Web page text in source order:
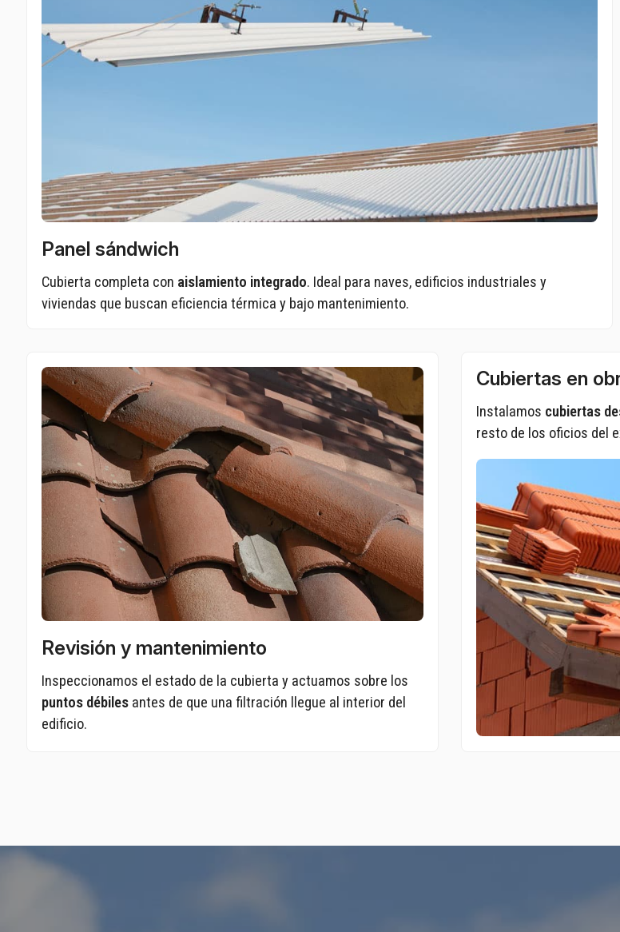
Panel sándwich
Cubierta completa con aislamiento integrado. Ideal para naves, edificios industriales y
viviendas que buscan eficiencia térmica y bajo mantenimiento.
Cubiertas en
Instalamos cubiertas
resto de los oficios del
Revisión y mantenimiento
Inspeccionamos el estado de la cubierta y actuamos sobre los
puntos débiles antes de que una filtración llegue al interior del
edificio.